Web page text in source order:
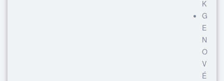
K
G
E
N
O
V
É